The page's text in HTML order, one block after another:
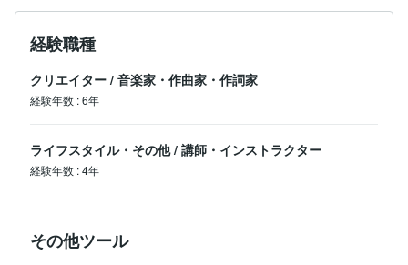
経験職種
クリエイター / 音楽家・作曲家・作詞家
経験年数 :6年
ライフスタイル・その他 / 講師・インストラクター
経験年数 :4年
その他ツール